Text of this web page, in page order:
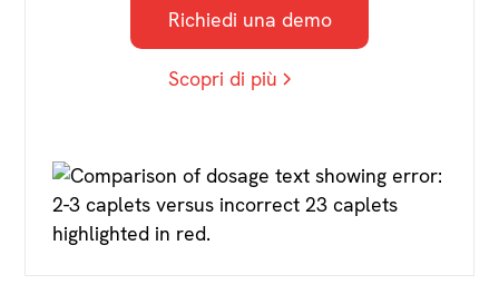
Richiedi una demo
Scopri di più